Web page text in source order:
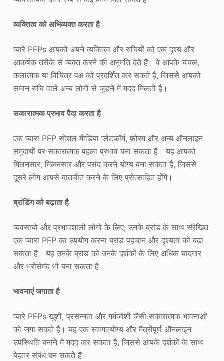
व्यक्तित्व को अभिव्यक्त करता है
प्यारे PFPs आपको अपने व्यक्तित्व और रुचियों को एक दृश्य और
आकर्षक तरीके से व्यक्त करने की अनुमति देते हैं। वे आपके चंचल,
कलात्मक या विचित्र पक्ष को प्रदर्शित कर सकते हैं, जिससे आपको
समान रुचि वाले अन्य लोगों से जुड़ने में मदद मिलती है।
सकारात्मक प्रभाव पैदा करता है
एक प्यारा PFP सोशल मीडिया प्लेटफ़ॉर्म, फ़ोरम और अन्य ऑनलाइन
समुदायों पर सकारात्मक पहला प्रभाव बना सकता है। यह आपको
मिलनसार, मिलनसार और पसंद करने योग्य बना सकता है, जिससे
दूसरे लोग आपसे बातचीत करने के लिए प्रोत्साहित होंगे।
ब्रांडिंग को बढ़ाता है
व्यवसायों और प्रभावशाली लोगों के लिए, उनके ब्रांड के साथ संरेखित
एक प्यारा PFP का उपयोग करना ब्रांड पहचान और दृश्यता को बढ़ा
सकता है। यह उनके ब्रांड को उनके दर्शकों के लिए अधिक यादगार
और भरोसेमंद भी बना सकता है।
भावनाएं जगाता है
प्यारे PFPs खुशी, प्रसन्नता और गर्मजोशी जैसी सकारात्मक भावनाओं
को जगा सकते हैं। यह एक स्वागतयोग्य और मैत्रीपूर्ण ऑनलाइन
उपस्थिति बनाने में मदद कर सकता है, जिससे आपके दर्शकों के साथ
बेहतर संबंध बन सकते हैं।